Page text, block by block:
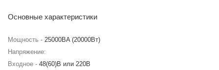
Основные характеристики
Мощность - 25000BA (20000Вт)
Напряжение:
Входное - 48(60)В или 220В